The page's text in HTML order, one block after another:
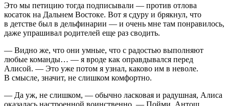
Это мы петицию тогда подписывали — против отлова
косаток на Дальнем Востоке. Вот я сдуру и брякнул, что
в детстве был в дельфинарии — и очень мне там понравилось,
даже упрашивал родителей еще раз сводить.
— Видно же, что они умные, что с радостью выполняют
любые команды… — я вроде как оправдывался перед
Алисой. — Это уже потом я узнал, каково им в неволе.
В смысле, значит, не слишком комфортно.
— Да уж, не слишком, — обычно ласковая и радушная, Алиса
оказалась настроенной воинственно. — Пойми, Антош,